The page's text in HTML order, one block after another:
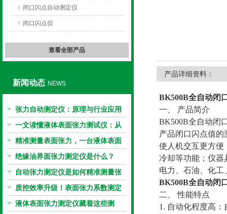
闭口闪点自动测定仪
闭口闪点仪
查看全部产品
新闻动态 NEWS
张力自动测定仪：原理与行业应用
解析
一文读懂液体表面张力测试仪：从
原理到应用全掌握
精准测量表面张力，一台液体表面
张力系数测量仪就够了
绝缘油界面张力测定仪是什么？
自动张力测定仪是如何精准测量张
力的？
质控效率升级！表面张力系数测定
仪真香警告
液体表面张力测定仪藏着这些测
产品详细资料：
BK500B全自动闭
一、 产品简介
BK500B全自动闭
产品闭口闪点值
使人机交互更方便
冷却等功能；仪器
电力、石油、化
BK500B全自动闭
二、 性能特点
1. 自动化程度高